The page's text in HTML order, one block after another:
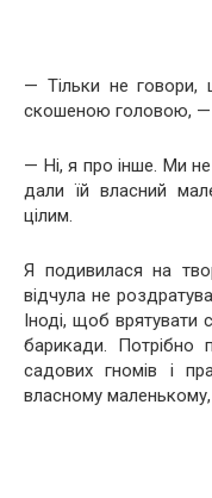
— Тільки не говори,
скошеною головою, —
— Ні, я про інше. Ми
дали їй власний
цілим.
Я подивилася на
відчула не
Іноді, щоб врятувати
барикади. Потрібно
садових гномів і
власному маленькому,